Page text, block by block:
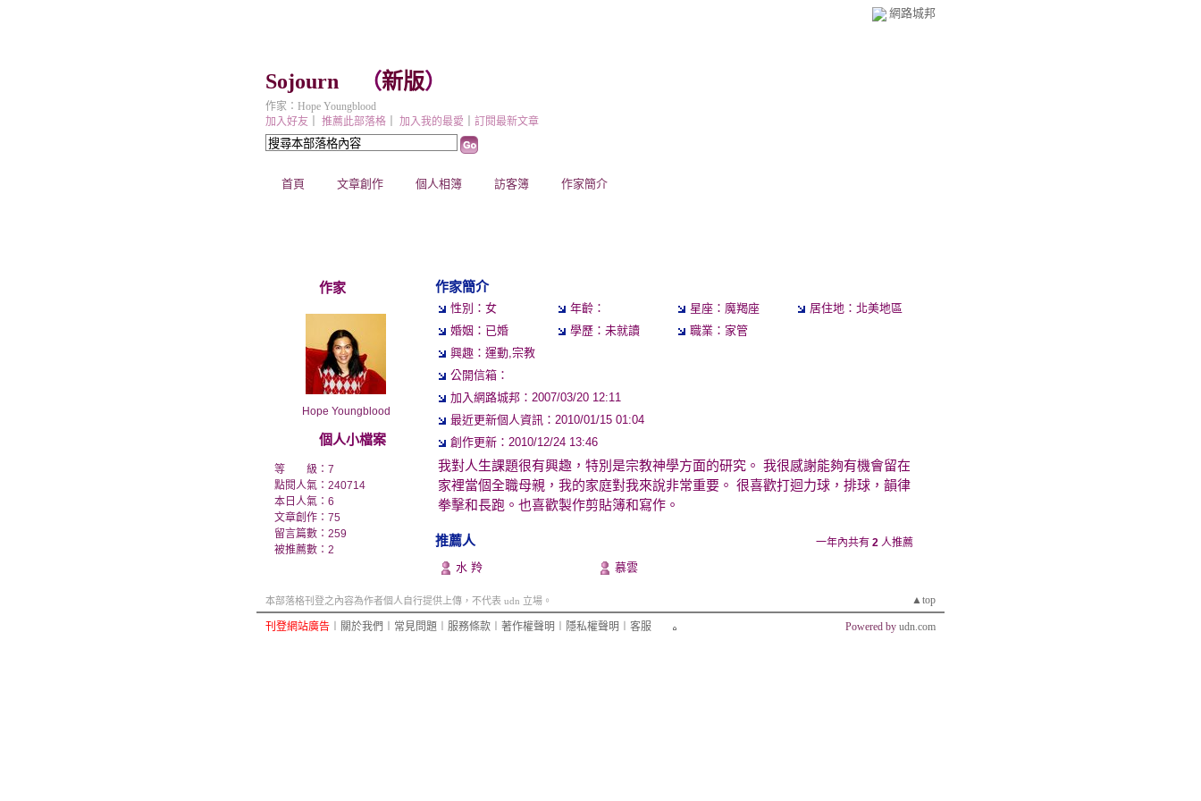
網路城邦
Sojourn （新版）
首頁 文章創作 個人相簿 訪客簿 作家簡介
加入好友 推薦此部落格 加入我的最愛 訂閱最新文章
作家：Hope Youngblood
作家
Hope Youngblood
個人小檔案
等 級：7
點閱人氣：240714
本日人氣：6
文章創作：75
留言篇數：259
被推薦數： 2
作家簡介
性別：女 年齡： 星座：魔羯座
居住地：北美地區
婚姻：已婚
學歷：未就讀
職業：家管
興趣：運動,宗教
公開信箱：
加入網路城邦：2007/03/20 12:11
最近更新個人資訊：2010/01/15 01:04
創作更新：2010/12/24 13:46
我對人生課題很有興趣，特別是宗教神學方面的研究。 我很感謝能夠有機會留在
家裡當個全職母親，我的家庭對我來說非常重要。 很喜歡打迴力球，排球，韻律
拳擊和長跑。也喜歡製作剪貼簿和寫作。
推薦人 一年內共有 2 人推薦
水 羚 慕雲
▲top
本部落格刊登之內容為作者個人自行提供上傳，不代表 udn 立場。
刊登網站廣告 關於我們 常見問題 服務條款 著作權聲明 隱私權聲明 客服 Powered by udn.com